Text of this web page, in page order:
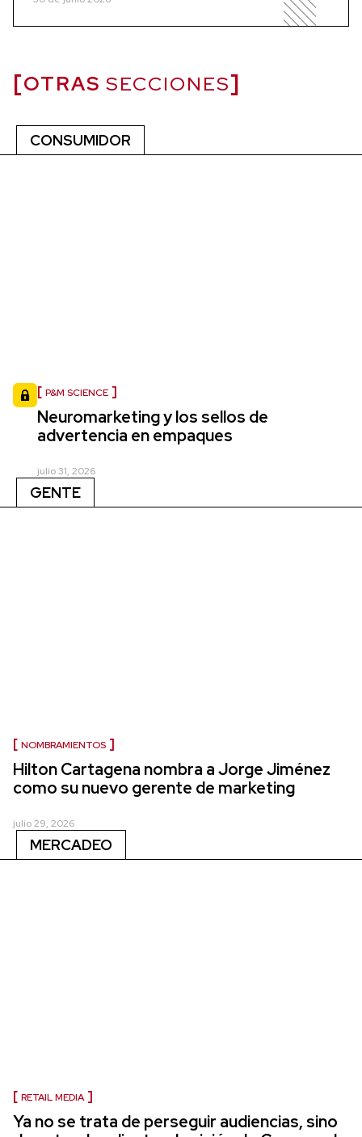
OTRAS SECCIONES
CONSUMIDOR
P&M SCIENCE
Neuromarketing y los sellos de
advertencia en empaques
julio 31, 2026
GENTE
NOMBRAMIENTOS
Hilton Cartagena nombra a Jorge Jiménez
como su nuevo gerente de marketing
julio 29, 2026
MERCADEO
RETAIL MEDIA
Ya no se trata de perseguir audiencias, sino